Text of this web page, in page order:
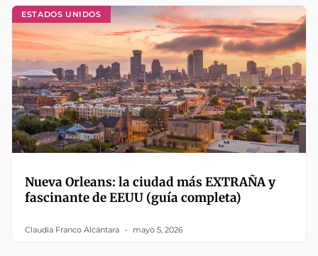
ESTADOS UNIDOS
Nueva Orleans: la ciudad más EXTRAÑA y
fascinante de EEUU (guía completa)
Claudia Franco Alcántara mayo 5, 2026